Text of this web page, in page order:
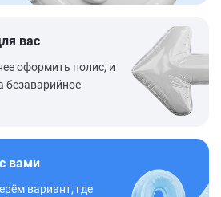
вас
оформить полис, и
безаварийное
вами
вариант, где